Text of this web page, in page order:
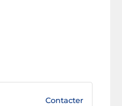
Contacter